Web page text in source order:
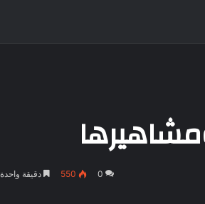
0
550 دقيقة واحدة